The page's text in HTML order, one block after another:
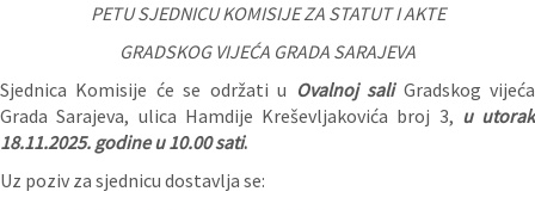
PETU SJEDNICU KOMISIJE ZA STATUT I AKTE
GRADSKOG VIJEĆA GRADA SARAJEVA
Sjednica Komisije će se održati u Ovalnoj saliGradskog vijeća
Grada Sarajeva, ulica Hamdije Kreševljakovića broj 3, u utorak
18.11.2025. godine u 10.00 sati.
Uz poziv za sjednicu dostavlja se: